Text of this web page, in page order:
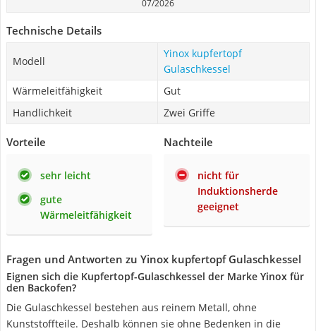
07/2026
Technische Details
Modell
Yinox kupfertopf
Gulaschkessel
Wärmeleitfähigkeit
Gut
Handlichkeit
Zwei Griffe
Vorteile
sehr leicht
gute
Wärmeleitfähigkeit
Nachteile
nicht für
Induktionsherde
geeignet
Fragen und Antworten zu Yinox kupfertopf Gulaschkessel
Eignen sich die Kupfertopf-Gulaschkessel der Marke Yinox für
den Backofen?
Die Gulaschkessel bestehen aus reinem Metall, ohne
Kunststoffteile. Deshalb können sie ohne Bedenken in die